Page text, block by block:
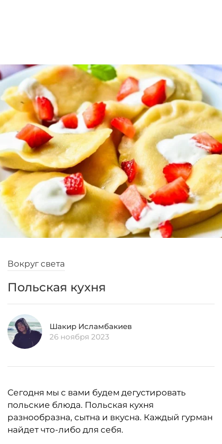
Вокруг света
Польская кухня
Шакир Исламбакиев
26 ноября 2023
Сегодня мы с вами будем дегустировать
польские блюда. Польская кухня
разнообразна, сытна и вкусна. Каждый гурман
найдет что-либо для себя.